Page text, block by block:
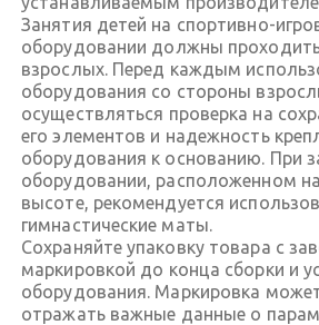
Занятия детей на спортивно-
оборудовании должны
взрослых. Перед каждым
оборудования со стороны
осуществляться проверка на
его элементов и надежность
оборудования к основанию. При
оборудовании, расположенном
высоте, рекомендуется
гимнастические маты.
Сохраняйте упаковку товара с
маркировкой до конца сборки и
оборудования. Маркировка
отражать важные данные о